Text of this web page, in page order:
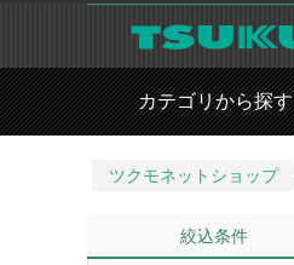
カテゴリから探す
ツクモネットショップ
絞込条件